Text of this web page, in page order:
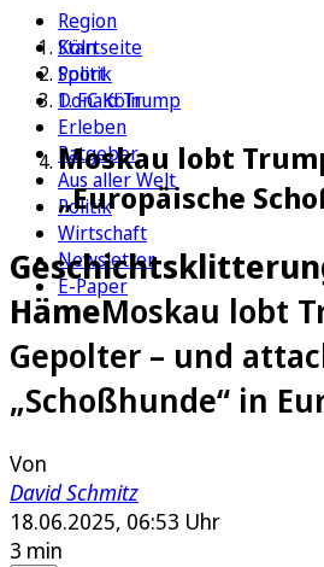
Region
Köln
Sport
1. FC Köln
Erleben
Ratgeber
Aus aller Welt
Politik
Wirtschaft
Newsletter
E-Paper
Startseite
Politik
Donald Trump
Moskau lobt
„Europäische
HämeMoskau lobt
Gepolter – und
„Schoßhunde“ in
Von
David Schmitz
18.06.2025, 06:53 Uhr
3 min